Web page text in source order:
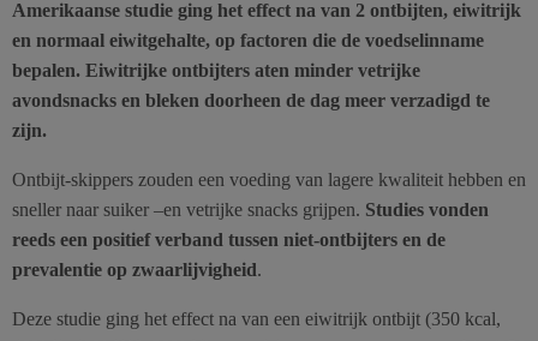
Amerikaanse studie ging het effect na van 2 ontbijten, eiwitrijk
en normaal eiwitgehalte, op factoren die de voedselinname
bepalen. Eiwitrijke ontbijters aten minder vetrijke
avondsnacks en bleken doorheen de dag meer verzadigd te
zijn.
Ontbijt-skippers zouden een voeding van lagere kwaliteit hebben en
sneller naar suiker –en vetrijke snacks grijpen. Studies vonden
reeds een positief verband tussen niet-ontbijters en de
prevalentie op zwaarlijvigheid.
Deze studie ging het effect na van een eiwitrijk ontbijt (350 kcal,